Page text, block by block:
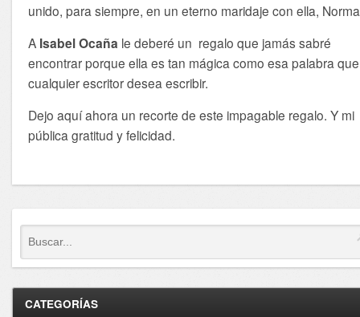
unido, para siempre, en un eterno maridaje con ella,
A Isabel Ocaña le deberé un regalo que jamás sabré
encontrar porque ella es tan mágica como esa palabra que
cualquier escritor desea escribir.
Dejo aquí ahora un recorte de este impagable regalo. Y mi
pública gratitud y felicidad.
CATEGORÍAS